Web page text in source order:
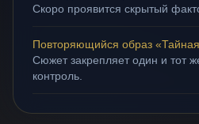
Скоро проявится скрытый
Повторяющийся образ
Сюжет закрепляет один и тот
контроль.